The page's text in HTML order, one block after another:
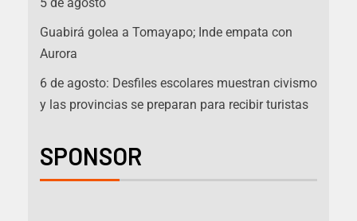
Guabirá golea a Tomayapo; Inde empata con
Aurora
6 de agosto: Desfiles escolares muestran civismo
y las provincias se preparan para recibir turistas
SPONSOR